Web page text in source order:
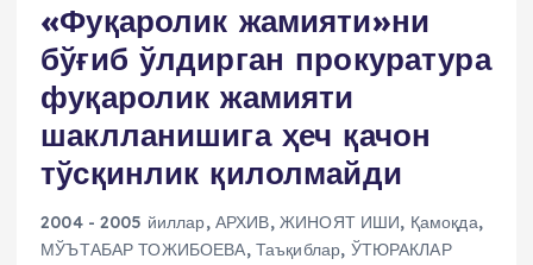
«Фуқаролик жамияти»ни
бўғиб ўлдирган прокуратура
фуқаролик жамияти
шаклланишига ҳеч қачон
тўсқинлик қилолмайди
2004 - 2005 йиллар, АРХИВ, ЖИНОЯТ ИШИ, Қамоқда,
МЎЪТАБАР ТОЖИБОЕВА, Таъқиблар, ЎТЮРАКЛАР